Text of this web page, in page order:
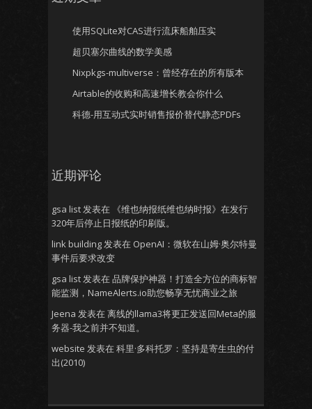
使用SQLite对CAS进行流床船舶压实
超贝塞尔曲线的数学美感
Nixpkgs-multiverse：曾经存在的所有版本
Airtable的收购和高速增长教会你什么
科德-用互动式实时销售报价替代静态PDFs
近期评论
gsa list发表在
《维也纳报纸维也纳时报》在发行
320年后停止日报纸的印刷版。
link building发表在 OpenAI：微软在山姆·奥尔特曼
事件后要求改变
gsa list发表在 品牌保护神器！打造全方位的商标智
能监测，NameAlerts.io助您畅享无忧商业之旅
Jeena 发表在 离线的llama3将更正发送回Meta的服
务器-我之前并不知道。
website 发表在 科里·多科托罗：坚持是寄生虫的付
出(2010)